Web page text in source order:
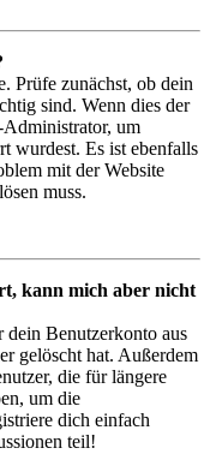
Prüfe zunächst, ob dein
sind. Wenn dies der
um
wurdest. Es ist ebenfalls
mit der Website
muss.
kann mich aber nicht
dein Benutzerkonto aus
gelöscht hat. Außerdem
die für längere
um die
dich einfach
teil!